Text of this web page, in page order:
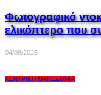
Φωτογραφικό
ελικόπτερο που
04/08/2026
ΚΕΝΤΡΙΚΉ ΜΑΚΕΔΟΝΊΑ